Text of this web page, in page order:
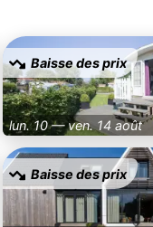
Baisse des prix
lun. 10 — ven. 14 août
Baisse des prix